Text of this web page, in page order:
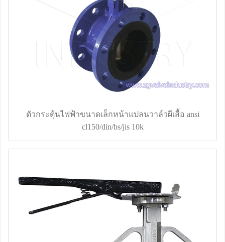
ตัวกระตุ้นไฟฟ้าขนาดเล็กหน้าแปลนวาล์วผีเสื้อ ansi
cl150/din/bs/jis 10k